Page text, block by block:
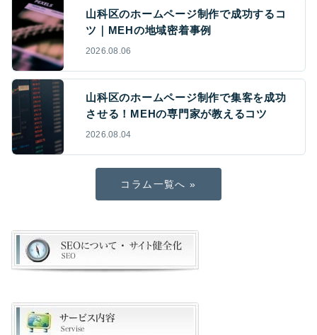
山科区のホームページ制作で成功するコ
ツ｜MEHの地域密着事例
2026.08.06
山科区のホームページ制作で集客を成功
させる！MEHの専門家が教えるコツ
2026.08.04
コラム一覧へ »